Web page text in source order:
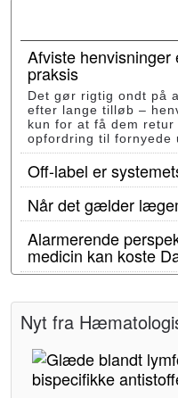
Afviste henvisninger
praksis
Det gør rigtig ondt på
efter lange tilløb –
kun for at få dem retur
opfordring til fornyede
Off-label er
Når det gælder
Alarmerende
medicin kan koste
Nyt fra